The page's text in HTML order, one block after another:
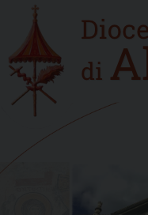
content
Home
new